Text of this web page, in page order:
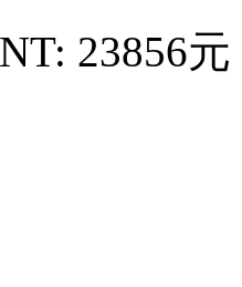
NT: 23856元